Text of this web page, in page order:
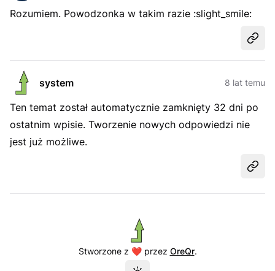
Rozumiem. Powodzonka w takim razie :slight_smile:
system 8 lat temu
Ten temat został automatycznie zamknięty 32 dni po
ostatnim wpisie. Tworzenie nowych odpowiedzi nie
jest już możliwe.
Stworzone z ❤️ przez OreQr.